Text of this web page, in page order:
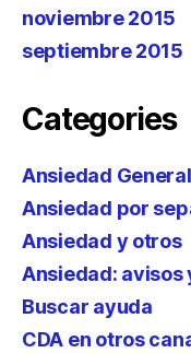
noviembre 2015
septiembre 2015
Categories
Ansiedad
Ansiedad por
Ansiedad y otros
Ansiedad: avisos
Buscar ayuda
CDA en otros